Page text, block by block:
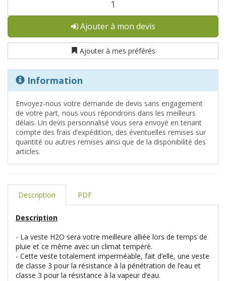
Ajouter à mon devis
Ajouter à mes préférés
Information
Envoyez-nous votre demande de devis sans engagement
de votre part, nous vous répondrons dans les meilleurs
délais. Un devis personnalisé vous sera envoyé en tenant
compte des frais d’expédition, des éventuelles remises sur
quantité ou autres remises ainsi que de la disponibilité des
articles.
Description PDF
Description
- La veste H2O sera votre meilleure alliée lors de temps de
pluie et ce même avec un climat tempéré.
- Cette veste totalement imperméable, fait d’elle, une veste
de classe 3 pour la résistance à la pénétration de l’eau et
classe 3 pour la résistance à la vapeur d’eau.